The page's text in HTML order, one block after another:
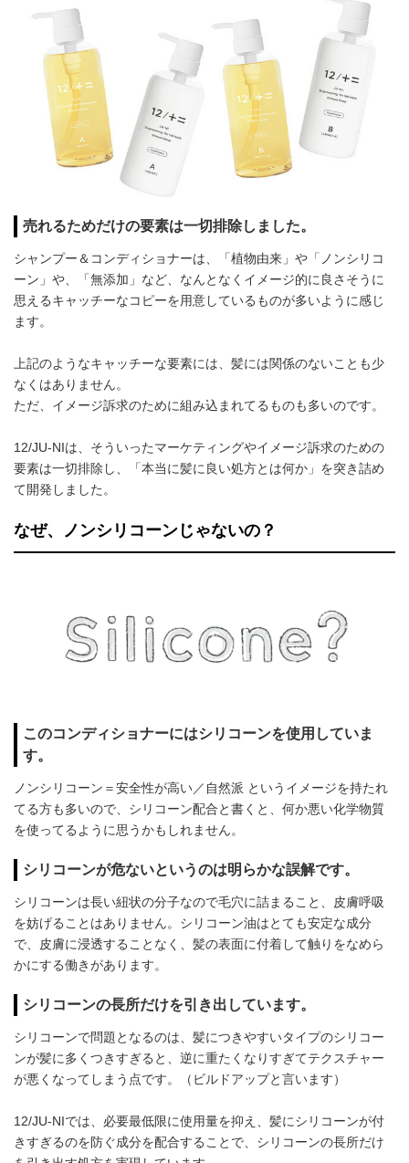
売れるためだけの要素は一切排除しました。
シャンプー＆コンディショナーは、「植物由来」や「ノンシリコ
ーン」や、「無添加」など、なんとなくイメージ的に良さそうに
思えるキャッチーなコピーを用意しているものが多いように感じ
ます。
上記のようなキャッチーな要素には、髪には関係のないことも少
なくはありません。
ただ、イメージ訴求のために組み込まれてるものも多いのです。
12/JU-NIは、そういったマーケティングやイメージ訴求のための
要素は一切排除し、「本当に髪に良い処方とは何か」を突き詰め
て開発しました。
なぜ、ノンシリコーンじゃないの？
このコンディショナーにはシリコーンを使用していま
す。
ノンシリコーン＝安全性が高い／自然派 というイメージを持たれ
てる方も多いので、シリコーン配合と書くと、何か悪い化学物質
を使ってるように思うかもしれません。
シリコーンが危ないというのは明らかな誤解です。
シリコーンは長い紐状の分子なので毛穴に詰まること、皮膚呼吸
を妨げることはありません。シリコーン油はとても安定な成分
で、皮膚に浸透することなく、髪の表面に付着して触りをなめら
かにする働きがあります。
シリコーンの長所だけを引き出しています。
シリコーンで問題となるのは、髪につきやすいタイプのシリコー
ンが髪に多くつきすぎると、逆に重たくなりすぎてテクスチャー
が悪くなってしまう点です。（ビルドアップと言います）
12/JU-NIでは、必要最低限に使用量を抑え、髪にシリコーンが付
きすぎるのを防ぐ成分を配合することで、シリコーンの長所だけ